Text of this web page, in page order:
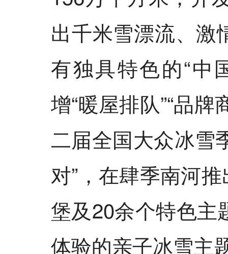
出千米雪漂流、激
有独具特色的“中
增“暖屋排队”“品
二届全国大众冰雪
对”，在肆季南河
堡及20余个特色主
体验的亲子冰雪主